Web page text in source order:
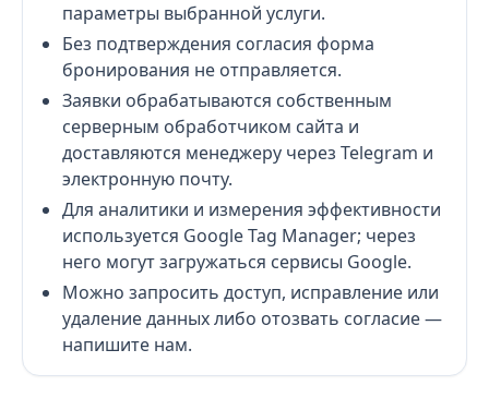
параметры выбранной услуги.
Без подтверждения согласия форма
бронирования не отправляется.
Заявки обрабатываются собственным
серверным обработчиком сайта и
доставляются менеджеру через Telegram и
электронную почту.
Для аналитики и измерения эффективности
используется Google Tag Manager; через
него могут загружаться сервисы Google.
Можно запросить доступ, исправление или
удаление данных либо отозвать согласие —
напишите нам.